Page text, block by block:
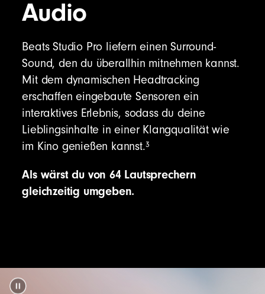
(USB-C Netzadapter separat erhältlich)
Die Beats Studio Pro Verpackung besteht zu
100% aus Fasern, die aus nachhaltig
bewirtschafteten Wäldern stammen
Audio
Beats Studio Pro liefern einen Surround-
Sound, den du überallhin mitnehmen kannst.
Mit dem dynamischen Headtracking
erschaffen eingebaute Sensoren ein
interaktives Erlebnis, sodass du deine
Lieblingsinhalte in einer Klangqualität wie
im Kino genießen kannst.3
Als wärst du von 64 Lautsprechern
gleichzeitig umgeben.